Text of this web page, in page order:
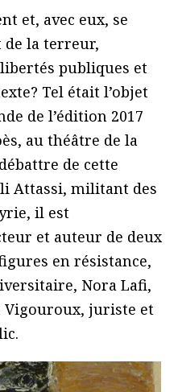
et, avec eux, se
de la terreur,
publiques et
Tel était l’objet
de l’édition 2017
au théâtre de la
de cette
Attassi, militant des
il est
et auteur de deux
en résistance,
Nora Lafi,
juriste et